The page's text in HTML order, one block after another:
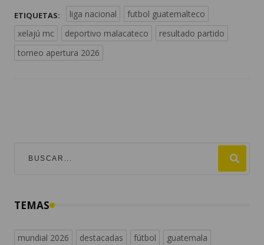
ETIQUETAS: liga nacional
futbol guatemalteco
xelajú mc
deportivo malacateco
resultado partido
torneo apertura 2026
TEMAS
mundial 2026 destacadas fútbol
guatemala